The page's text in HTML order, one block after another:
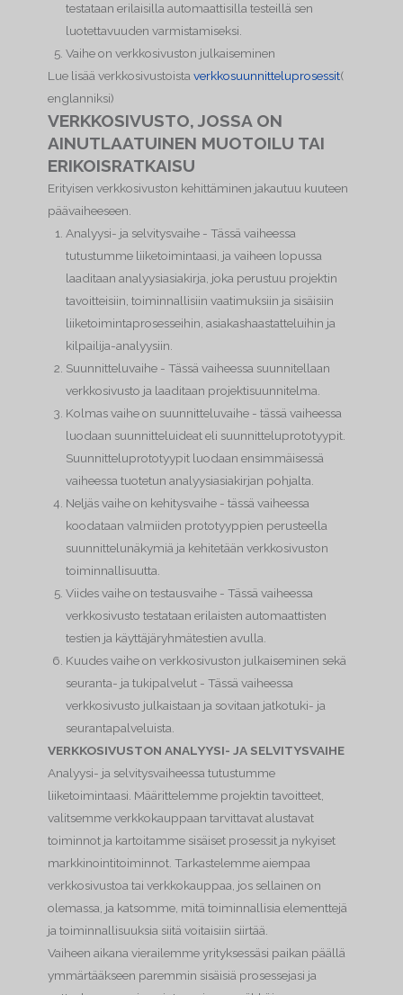
testataan erilaisilla automaattisilla testeillä sen
luotettavuuden varmistamiseksi.
Vaihe on verkkosivuston julkaiseminen
Lue lisää verkkosivustoistaverkkosuunnitteluprosessit(
englanniksi)
VERKKOSIVUSTO, JOSSA ON
AINUTLAATUINEN MUOTOILU TAI
ERIKOISRATKAISU
Erityisen verkkosivuston kehittäminen jakautuu kuuteen
päävaiheeseen.
Analyysi- ja selvitysvaihe - Tässä vaiheessa
tutustumme liiketoimintaasi, ja vaiheen lopussa
laaditaan analyysiasiakirja, joka perustuu projektin
tavoitteisiin, toiminnallisiin vaatimuksiin ja sisäisiin
liiketoimintaprosesseihin, asiakashaastatteluihin ja
kilpailija-analyysiin.
Suunnitteluvaihe - Tässä vaiheessa suunnitellaan
verkkosivusto ja laaditaan projektisuunnitelma.
Kolmas vaihe on suunnitteluvaihe - tässä vaiheessa
luodaan suunnitteluideat eli suunnitteluprototyypit.
Suunnitteluprototyypit luodaan ensimmäisessä
vaiheessa tuotetun analyysiasiakirjan pohjalta.
Neljäs vaihe on kehitysvaihe - tässä vaiheessa
koodataan valmiiden prototyyppien perusteella
suunnittelunäkymiä ja kehitetään verkkosivuston
toiminnallisuutta.
Viides vaihe on testausvaihe - Tässä vaiheessa
verkkosivusto testataan erilaisten automaattisten
testien ja käyttäjäryhmätestien avulla.
Kuudes vaihe on verkkosivuston julkaiseminen sekä
seuranta- ja tukipalvelut - Tässä vaiheessa
verkkosivusto julkaistaan ja sovitaan jatkotuki- ja
seurantapalveluista.
VERKKOSIVUSTON ANALYYSI- JA SELVITYSVAIHE
Analyysi- ja selvitysvaiheessa tutustumme
liiketoimintaasi. Määrittelemme projektin tavoitteet,
valitsemme verkkokauppaan tarvittavat alustavat
toiminnot ja kartoitamme sisäiset prosessit ja nykyiset
markkinointitoiminnot. Tarkastelemme aiempaa
verkkosivustoa tai verkkokauppaa, jos sellainen on
olemassa, ja katsomme, mitä toiminnallisia elementtejä
ja toiminnallisuuksia siitä voitaisiin siirtää.
Vaiheen aikana vierailemme yrityksessäsi paikan päällä
ymmärtääkseen paremmin sisäisiä prosessejasi ja